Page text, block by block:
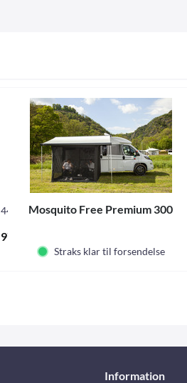
44819
973,00 DKK *
Mosquito Free Premium 300
Straks klar til forsendelse
Information